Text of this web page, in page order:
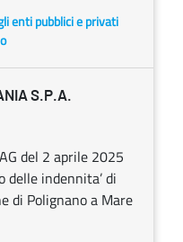
enti pubblici e privati
S.P.A.
del 2 aprile 2025
delle indennita’ di
di Polignano a Mare